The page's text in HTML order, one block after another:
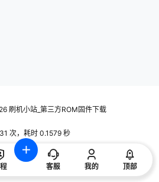
刷机小站_第三方ROM固件下载
次，耗时 0.1579 秒
客服 我的 顶部